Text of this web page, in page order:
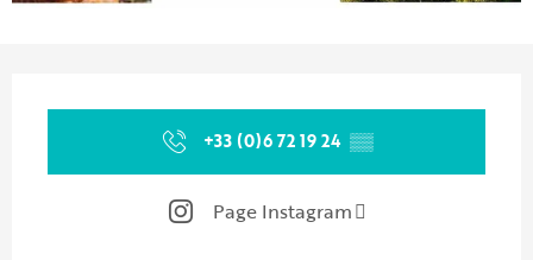
+33 (0)6 72 19 24 ▒▒
Page Instagram